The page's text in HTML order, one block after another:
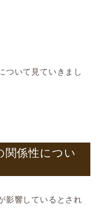
ついて見ていきまし
関係性につい
影響しているとされ